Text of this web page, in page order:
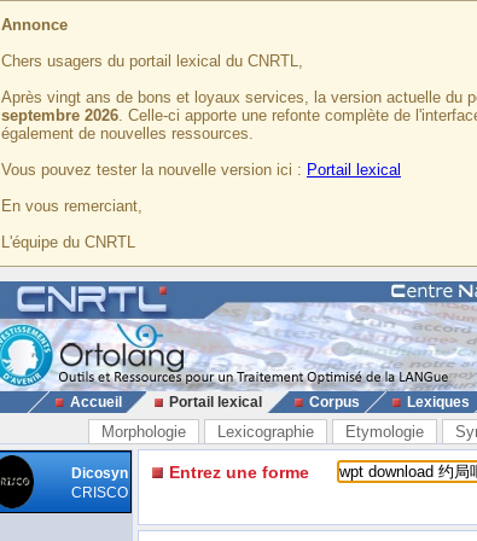
Annonce
Chers usagers du portail lexical du CNRTL,
Après vingt ans de bons et loyaux services, la version actuelle du
septembre 2026. Celle-ci apporte une refonte complète de
également de nouvelles ressources.
Vous pouvez tester la nouvelle version ici : Portail lexical
En vous remerciant,
L'équipe du CNRTL
Accueil Portail lexical Corpus Lexiques
Morphologie Lexicographie Etymologie
Dicosyn
CRISCO
Entrez une forme